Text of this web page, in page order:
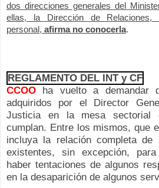
dos direcciones generales del
ellas, la Dirección de Relaciones,
personal, afirma no conocerla.
REGLAMENTO DEL INT y CF
CCOO ha vuelto a demandar
adquiridos por el Director
Justicia en la mesa
cumplan. Entre los mismos, que
incluya la relación completa de
existentes, sin excepción,
haber tentaciones de algunos
en la desaparición de algunos